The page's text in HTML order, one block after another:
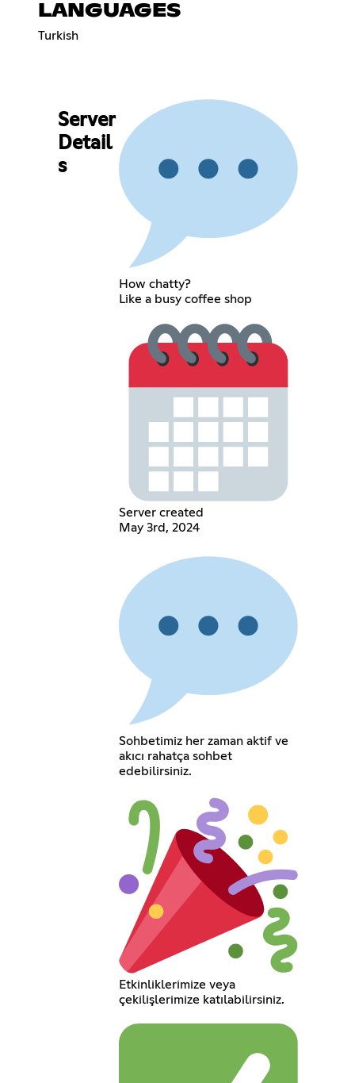
LANGUAGES
Turkish
Server
Detail
s
How chatty?
Like a busy coffee shop
Server created
May 3rd, 2024
Sohbetimiz her zaman aktif ve
akıcı rahatça sohbet
edebilirsiniz.
Etkinliklerimize veya
çekilişlerimize katılabilirsiniz.